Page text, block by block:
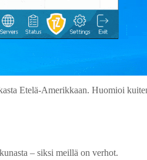
Etelä-Amerikkaan. Huomioi
– siksi meillä on verhot.